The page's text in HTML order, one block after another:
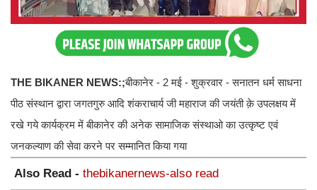
THE BIKANER NEWS:;बीकानेर - 2 मई - शुक्रवार - सनातन धर्म साधना
पीठ संस्थान द्वारा जगतगुरु आदि शंकराचार्य जी महाराज की जयंती क़े उपलक्षय में
रखे गये कार्यक्रम में बीकानेर की अनेक सामाजिक संस्थाओ का उत्कृष्ट एवं
जनकल्याण की सेवा करने पर सम्मानित किया गया
Also Read - thebikanernews-also read